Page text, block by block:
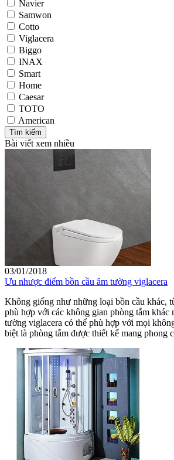
Navier
Samwon
Cotto
Viglacera
Biggo
INAX
Smart
Home
Caesar
TOTO
American
Bài viết xem nhiều
03/01/2018
Ưu nhược điểm bồn cầu âm tường viglacera
Không giống như những loại bồn cầu khác,
phù hợp với các không gian phòng tắm khác
tường viglacera có thể phù hợp với mọi
biệt là phòng tắm được thiết kế mang phong